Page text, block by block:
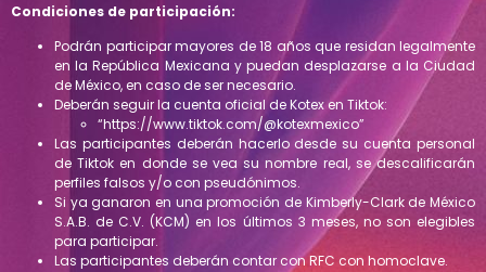
Condiciones de participación:
Podrán participar mayores de 18 años que residan legalmente
en la República Mexicana y puedan desplazarse a la Ciudad
de México, en caso de ser necesario.
Deberán seguir la cuenta oficial de Kotex en Tiktok:
“https://www.tiktok.com/@kotexmexico”
Las participantes deberán hacerlo desde su cuenta personal
de Tiktok en donde se vea su nombre real, se descalificarán
perfiles falsos y/o con pseudónimos.
Si ya ganaron en una promoción de Kimberly-Clark de México
S.A.B. de C.V. (KCM) en los últimos 3 meses, no son elegibles
para participar.
Las participantes deberán contar con RFC con homoclave.